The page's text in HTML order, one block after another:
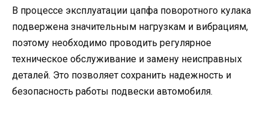
В процессе эксплуатации цапфа поворотного кулака
подвержена значительным нагрузкам и вибрациям,
поэтому необходимо проводить регулярное
техническое обслуживание и замену неисправных
деталей. Это позволяет сохранить надежность и
безопасность работы подвески автомобиля.